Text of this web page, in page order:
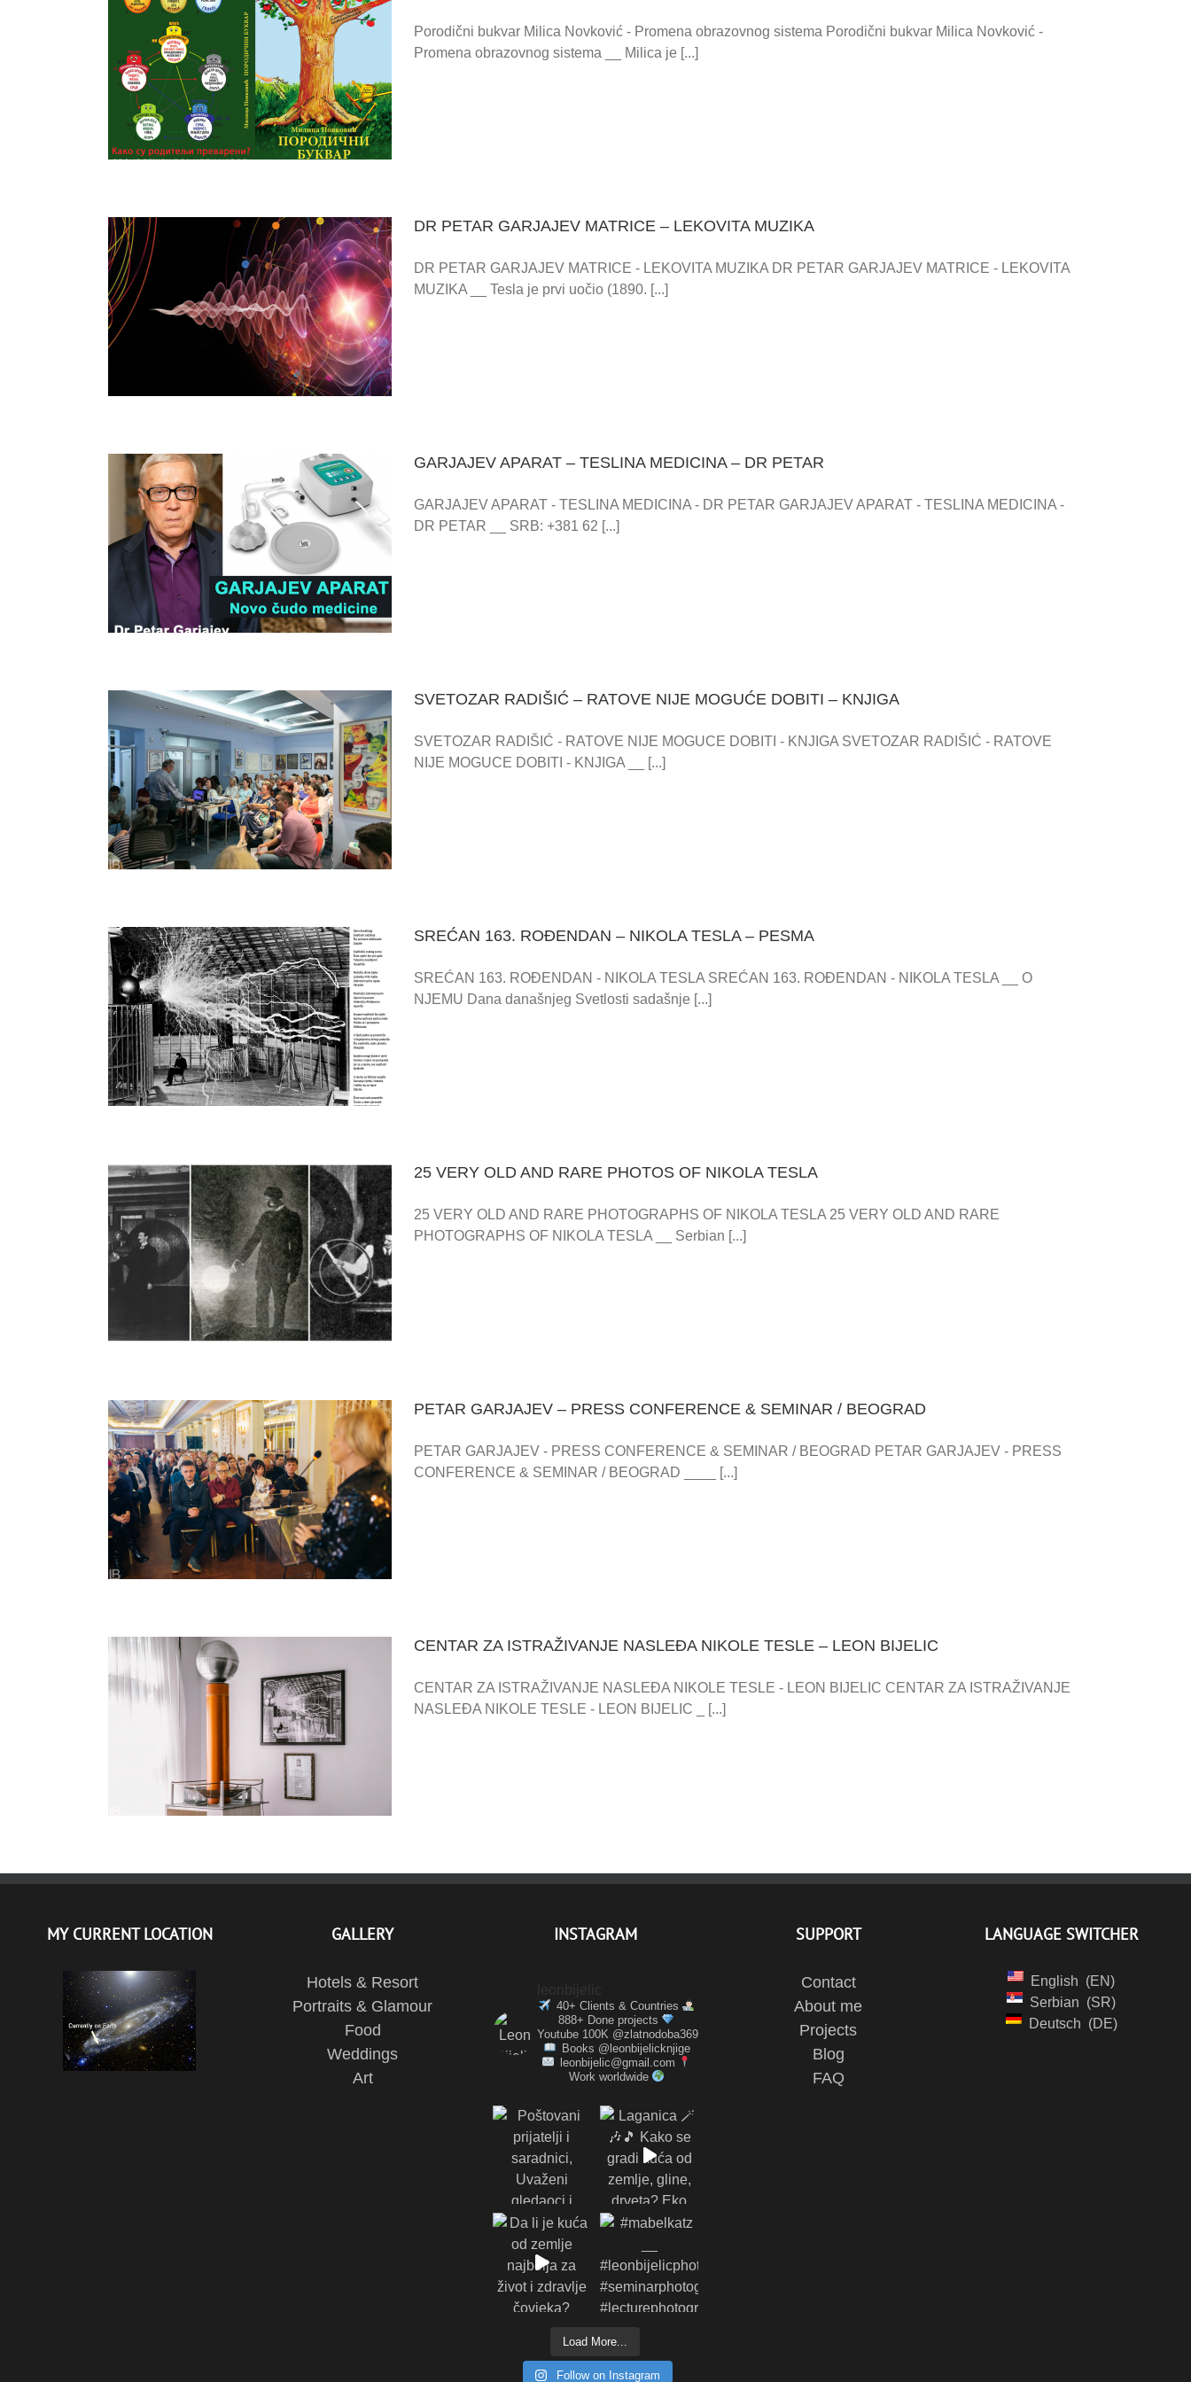
PORODIČNI BUKVAR MILICA NOVKOVIĆ
Porodični bukvar Milica Novković - Promena obrazovnog sistema Porodični bukvar Milica Novković -
Promena obrazovnog sistema __ Milica je [...]
DR PETAR GARJAJEV MATRICE –
LEKOVITA MUZIKA
DR PETAR GARJAJEV MATRICE – LEKOVITA MUZIKA
DR PETAR GARJAJEV MATRICE - LEKOVITA MUZIKA DR PETAR GARJAJEV MATRICE - LEKOVITA
MUZIKA __ Tesla je prvi uočio (1890. [...]
GARJAJEV APARAT – TESLINA MEDICINA
– DR PETAR
GARJAJEV APARAT – TESLINA MEDICINA – DR PETAR
GARJAJEV APARAT - TESLINA MEDICINA - DR PETAR GARJAJEV APARAT - TESLINA MEDICINA -
DR PETAR __ SRB: +381 62 [...]
SVETOZAR RADIŠIĆ – RATOVE NIJE
MOGUĆE DOBITI – KNJIGA
SVETOZAR RADIŠIĆ – RATOVE NIJE MOGUĆE DOBITI – KNJIGA
SVETOZAR RADIŠIĆ - RATOVE NIJE MOGUCE DOBITI - KNJIGA SVETOZAR RADIŠIĆ - RATOVE
NIJE MOGUCE DOBITI - KNJIGA __ [...]
SREĆAN 163. ROĐENDAN – NIKOLA TESLA
– PESMA
SREĆAN 163. ROĐENDAN – NIKOLA TESLA – PESMA
SREĆAN 163. ROĐENDAN - NIKOLA TESLA SREĆAN 163. ROĐENDAN - NIKOLA TESLA __ O
NJEMU Dana današnjeg Svetlosti sadašnje [...]
25 VERY OLD AND RARE PHOTOS OF
NIKOLA TESLA
25 VERY OLD AND RARE PHOTOS OF NIKOLA TESLA
25 VERY OLD AND RARE PHOTOGRAPHS OF NIKOLA TESLA 25 VERY OLD AND RARE
PHOTOGRAPHS OF NIKOLA TESLA __ Serbian [...]
PETAR GARJAJEV – PRESS
CONFERENCE & SEMINAR / BEOGRAD
PETAR GARJAJEV – PRESS CONFERENCE & SEMINAR / BEOGRAD
PETAR GARJAJEV - PRESS CONFERENCE & SEMINAR / BEOGRAD PETAR GARJAJEV - PRESS
CONFERENCE & SEMINAR / BEOGRAD ____ [...]
CENTAR ZA ISTRAŽIVANJE NASLEĐA
NIKOLE TESLE – LEON BIJELIC
CENTAR ZA ISTRAŽIVANJE NASLEĐA NIKOLE TESLE – LEON BIJELIC
CENTAR ZA ISTRAŽIVANJE NASLEĐA NIKOLE TESLE - LEON BIJELIC CENTAR ZA ISTRAŽIVANJE
NASLEĐA NIKOLE TESLE - LEON BIJELIC _ [...]
MY CURRENT LOCATION GALLERY
Hotels & Resort
Portraits & Glamour
Food
Weddings
Art
INSTAGRAM
40+ Clients & Countries
888+ Done projects
Youtube 100K @zlatnodoba369
Books @leonbijelicknjige
leonbijelic@gmail.com
Work worldwide
Load More...
Follow on Instagram
SUPPORT
Contact
About me
Projects
Blog
FAQ
LANGUAGE SWITCHER
English
EN
Serbian
SR
Deutsch
DE